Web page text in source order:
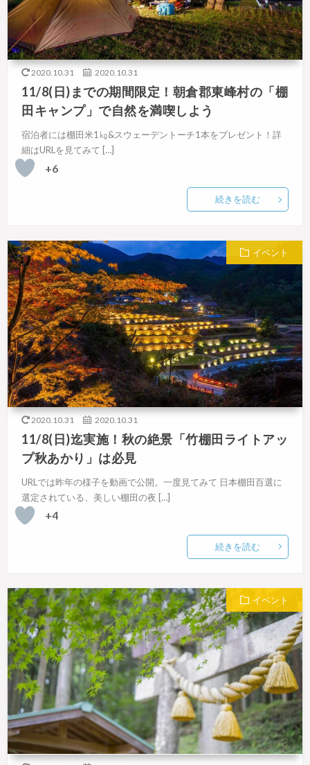
2020.10.31 2020.10.31
11/8(日)までの期間限定！朝倉郡東峰村の「棚
田キャンプ」で自然を満喫しよう
宿泊者には棚田米1㎏&スウェーデントーチ1本をプレゼント！詳
細はURLを見てみて […]
+6
続きを読む
イベント
2020.10.31 2020.10.31
11/8(日)迄実施！秋の絶景「竹棚田ライトアッ
プ秋あかり」は必見
URLでは昨年の様子を動画で公開。一度見てみて 日本棚田百選に
選定されている、美しい棚田の夜 […]
+4
続きを読む
イベント